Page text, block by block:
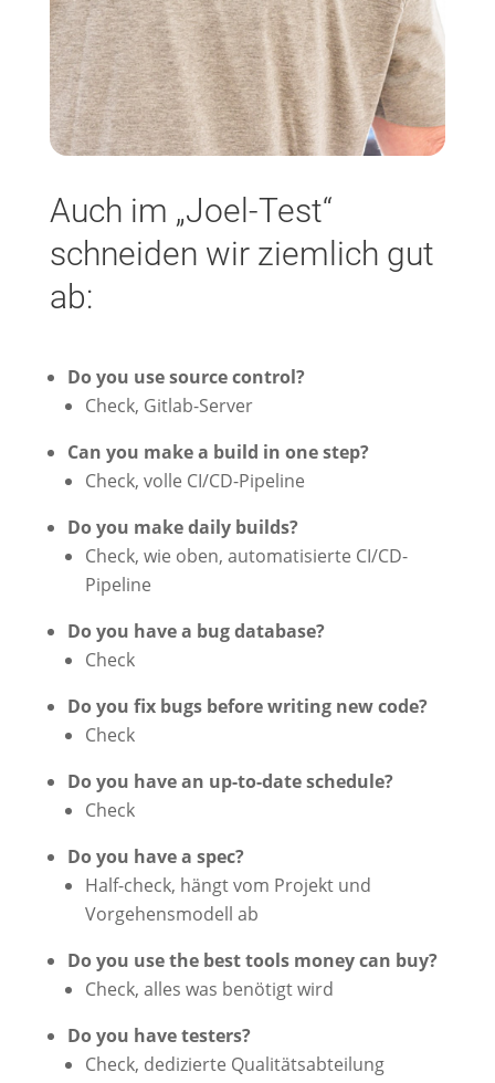
Auch im „Joel-Test“
schneiden wir ziemlich gut
ab:
Do you use source control?
Check, Gitlab-Server
Can you make a build in one step?
Check, volle CI/CD-Pipeline
Do you make daily builds?
Check, wie oben, automatisierte CI/CD-
Pipeline
Do you have a bug database?
Check
Do you fix bugs before writing new code?
Check
Do you have an up-to-date schedule?
Check
Do you have a spec?
Half-check, hängt vom Projekt und
Vorgehensmodell ab
Do you use the best tools money can buy?
Check, alles was benötigt wird
Do you have testers?
Check, dedizierte Qualitätsabteilung